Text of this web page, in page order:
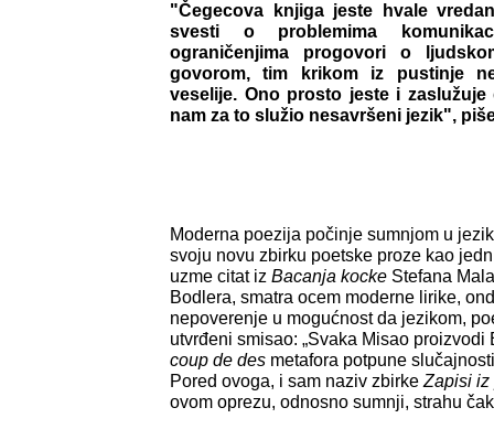
"Čegecova knjiga jeste hvale
svesti o problemima
ograničenjima progovori o
govorom, tim krikom iz pustinje
veselije. Ono prosto jeste i
nam za to služio nesavršeni jezik",
Moderna poezija počinje sumnjom u
svoju novu zbirku poetske proze kao
uzme citat iz Bacanja kocke Stefana
Bodlera, smatra ocem moderne lirike,
nepoverenje u mogućnost da jezikom,
utvrđeni smisao: „Svaka Misao
coup de des metafora potpune
Pored ovoga, i sam naziv zbirke Zapisi iz
ovom oprezu, odnosno sumnji, strahu